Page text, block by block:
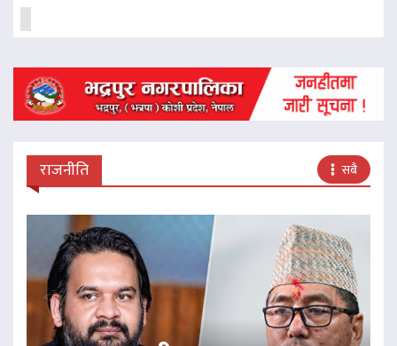
राजनीति सबै